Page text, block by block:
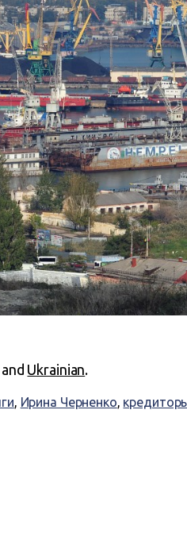
and Ukrainian.
, Ирина Черненко,